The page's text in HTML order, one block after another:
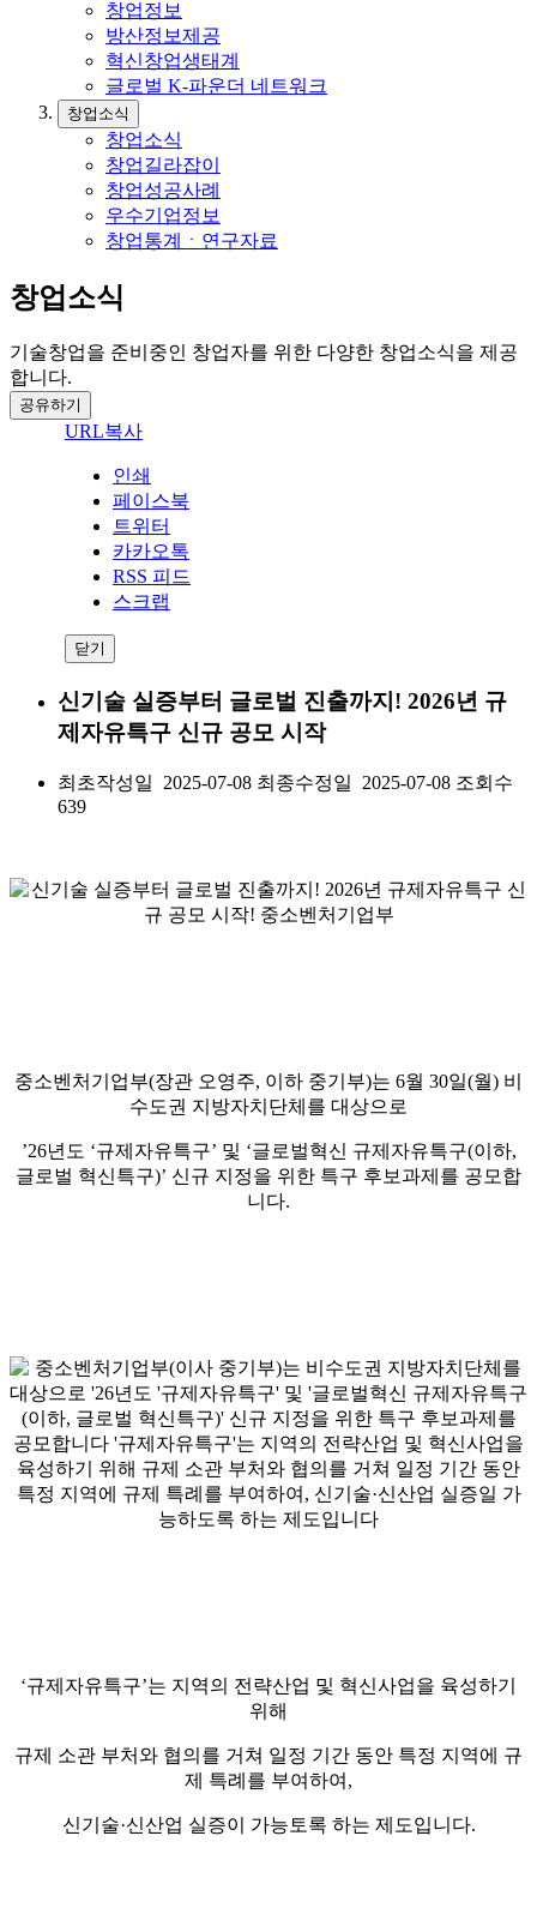
창업정보
방산정보제공
혁신창업생태계
글로벌 K-파운더 네트워크
창업소식
창업소식
창업길라잡이
창업성공사례
우수기업정보
창업통계ㆍ연구자료
창업소식
기술창업을 준비중인 창업자를 위한 다양한 창업소식을 제공
합니다.
공유하기
URL복사
인쇄
페이스북
트위터
카카오톡
RSS 피드
스크랩
닫기
신기술 실증부터 글로벌 진출까지! 2026년 규
제자유특구 신규 공모 시작
최초작성일 2025-07-08 최종수정일 2025-07-08 조회수
639
중소벤처기업부(장관 오영주, 이하 중기부)는 6월 30일(월) 비
수도권 지방자치단체를 대상으로
’26년도 ‘규제자유특구’ 및 ‘글로벌혁신 규제자유특구(이하,
글로벌 혁신특구)’ 신규 지정을 위한 특구 후보과제를 공모합
니다.
‘규제자유특구’는 지역의 전략산업 및 혁신사업을 육성하기
위해
규제 소관 부처와 협의를 거쳐 일정 기간 동안 특정 지역에 규
제 특례를 부여하여,
신기술·신산업 실증이 가능토록 하는 제도입니다.